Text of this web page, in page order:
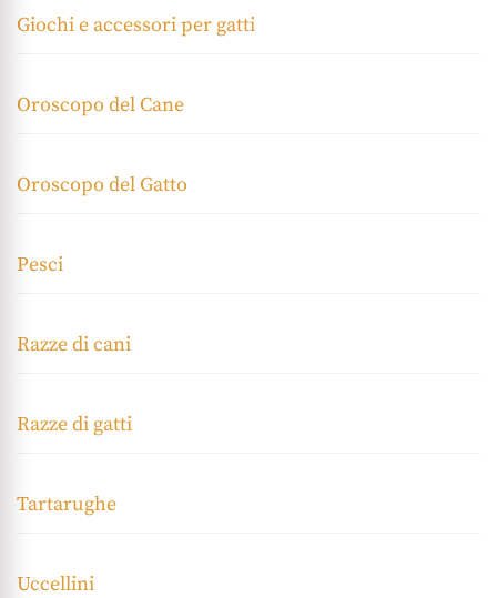
Giochi e accessori per gatti
Oroscopo del Cane
Oroscopo del Gatto
Pesci
Razze di cani
Razze di gatti
Tartarughe
Uccellini